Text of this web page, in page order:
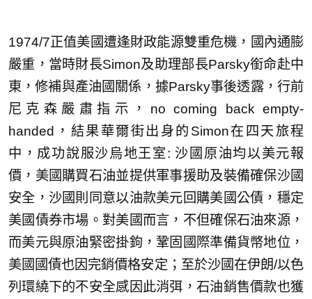
1974/7正值美國遭逢財政能源雙重危機，國內通膨
嚴重，當時財長Simon及助理部長Parsky銜命赴中
東，修補與產油國關係，據Parsky事後透露，行前
尼克森嚴肅指示，no coming back empty-
handed，結果華爾街出身的Simon在四天旅程
中，成功說服沙烏地王室: 沙國原油均以美元報
價，美國購買石油並提供軍事援助及裝備確保沙國
安全，沙國則同意以油款美元回購美國公債，穩定
美國債券市場。對美國而言，不但確保石油來源，
而美元與原油緊密掛鉤，鞏固國際準備貨幣地位，
美國國債也因完銷價格安定；至於沙國在伊朗/以色
列環繞下的不安全感因此消弭，石油銷售價款也獲